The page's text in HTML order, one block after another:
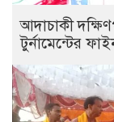
আদাচাকী
টুর্নামেন্টের